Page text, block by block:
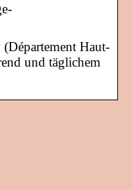
Haut-
und täglichem